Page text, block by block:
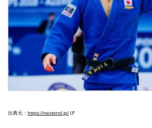
出典元： https://nextend.jp/